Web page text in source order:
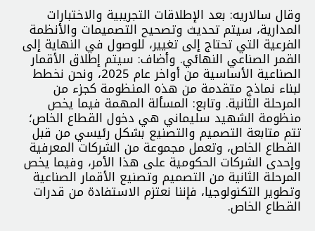
وقال سالاريه: بعد الإطلاقات التجريبية والاختبارات
المدارية، سيتم تحديث وتصحيح التصميمات والأنظمة
الفرعية التي تحتاج إلى تغيير، للوصول في النهاية إلى
القمر الصناعي النهائي. وأضاف: سيتم إطلاق الأقمار
الصناعية الأساسية من أواخر عام 2025، ونحن نخطط
لبناء نماذج متقدمة من هذه المنظومة كجزء من
المرحلة الثانية. وتابع: المسألة المهمة فيما يخص
منظومة الشهيد سليماني هي دخول القطاع الخاص؛
تتم متابعة التصميم والتصنيع بشكل رئيسي من قبل
القطاع الخاص، وتعمل مجموعة من الشركات المعرفية
وإحدى الشركات الحكومية على هذا الأمر، وفيما يخص
المرحلة الثانية من التصميم وتصنيع الأقمار الصناعية
وتطوير التكنولوجيا، فإننا نعتزم الاستفادة من قدرات
القطاع الخاص.